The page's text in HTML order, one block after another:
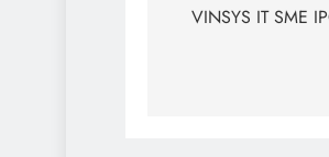
navigation
VINSYS IT SME